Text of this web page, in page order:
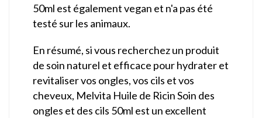
50ml est également vegan et n'a pas été
testé sur les animaux.
En résumé, si vous recherchez un produit
de soin naturel et efficace pour hydrater et
revitaliser vos ongles, vos cils et vos
cheveux, Melvita Huile de Ricin Soin des
ongles et des cils 50ml est un excellent